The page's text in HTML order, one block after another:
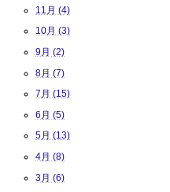
11月 (4)
10月 (3)
9月 (2)
8月 (7)
7月 (15)
6月 (5)
5月 (13)
4月 (8)
3月 (6)